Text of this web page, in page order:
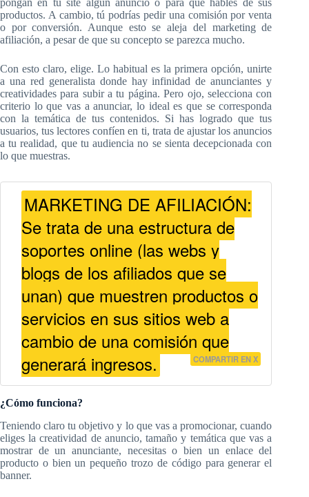
pongan en tu site algún anuncio o para que hables de sus
productos. A cambio, tú podrías pedir una comisión por venta
o por conversión. Aunque esto se aleja del marketing de
afiliación, a pesar de que su concepto se parezca mucho.
Con esto claro, elige. Lo habitual es la primera opción, unirte
a una red generalista donde hay infinidad de anunciantes y
creatividades para subir a tu página. Pero ojo, selecciona con
criterio lo que vas a anunciar, lo ideal es que se corresponda
con la temática de tus contenidos. Si has logrado que tus
usuarios, tus lectores confíen en ti, trata de ajustar los anuncios
a tu realidad, que tu audiencia no se sienta decepcionada con
lo que muestras.
MARKETING DE AFILIACIÓN:
Se trata de una estructura de
soportes online (las webs y
blogs de los afiliados que se
unan) que muestren productos o
servicios en sus sitios web a
cambio de una comisión que
generará ingresos.
COMPARTIR EN X
¿Cómo funciona?
Teniendo claro tu objetivo y lo que vas a promocionar, cuando
eliges la creatividad de anuncio, tamaño y temática que vas a
mostrar de un anunciante, necesitas o bien un enlace del
producto o bien un pequeño trozo de código para generar el
banner.